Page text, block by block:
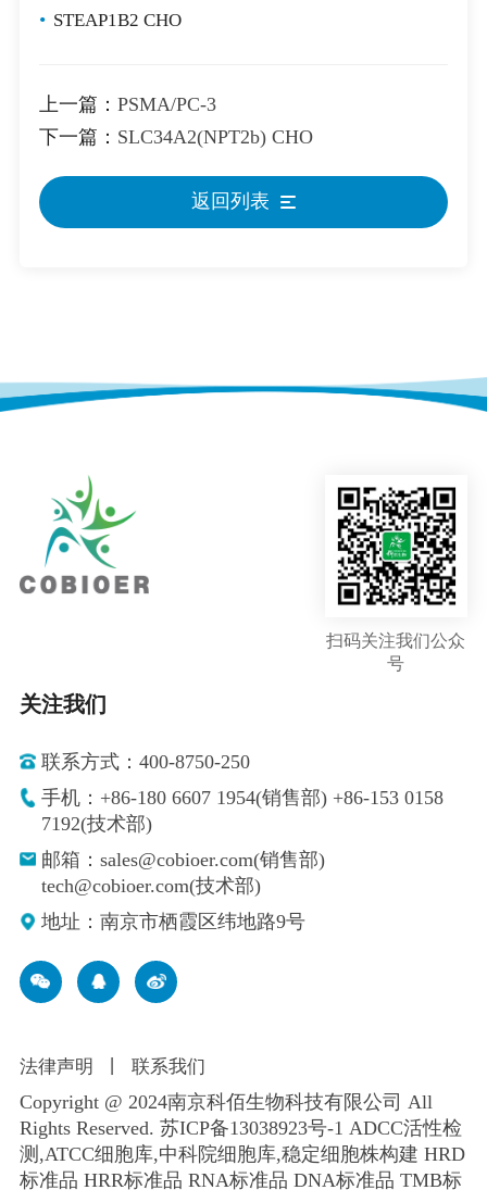
• STEAP1B2 CHO
上一篇： PSMA/PC-3
下一篇： SLC34A2(NPT2b) CHO
返回列表
扫码关注我们公众
号
关注我们
联系方式：400-8750-250
手机：+86-180 6607 1954(销售部) +86-153 0158
7192(技术部)
邮箱：sales@cobioer.com(销售部)
tech@cobioer.com(技术部)
地址：南京市栖霞区纬地路9号
法律声明 联系我们
Copyright @ 2024南京科佰生物科技有限公司 All
Rights Reserved. 苏ICP备13038923号-1 ADCC活性检
测,ATCC细胞库,中科院细胞库,稳定细胞株构建 HRD
标准品 HRR标准品 RNA标准品 DNA标准品 TMB标